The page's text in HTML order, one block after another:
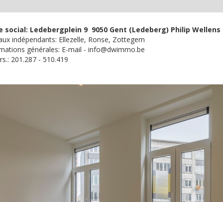
social: Ledebergplein 9 9050 Gent (Ledeberg) Philip Wellens
indépendants: Ellezelle, Ronse, Zottegem
générales: E-mail - info@dwimmo.be
201.287 - 510.419